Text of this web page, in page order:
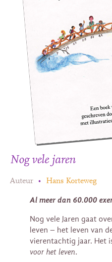
Nog vele jaren
Auteur • Hans Korteweg
Al meer dan 60.000
Nog vele Jaren gaat
leven – het leven van
vierentachtig jaar. Het
voor het leven.